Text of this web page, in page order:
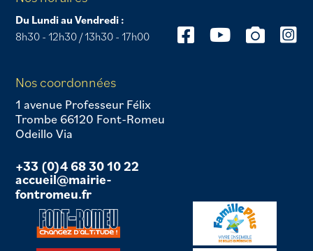
Du Lundi au Vendredi :
8h30 - 12h30 / 13h30 - 17h00
Nos coordonnées
1 avenue Professeur Félix
Trombe 66120 Font-Romeu
Odeillo Via
+33 (0)4 68 30 10 22
accueil@mairie-
fontromeu.fr